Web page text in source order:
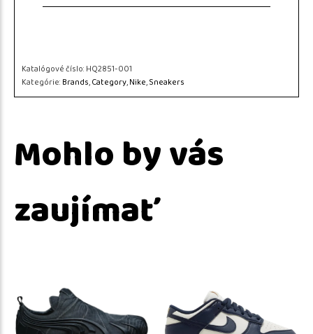
Katalógové číslo:HQ2851-001
Kategórie:Brands,Category,Nike,Sneakers
Mohlo by vás
zaujímať